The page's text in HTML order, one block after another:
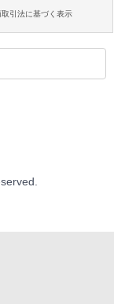
取引法に基づく表示